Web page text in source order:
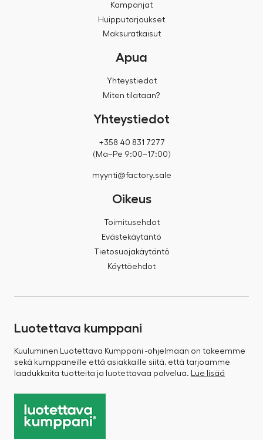
Kampanjat
Huipputarjoukset
Maksuratkaisut
Apua
Yhteystiedot
Miten tilataan?
Yhteystiedot
+358 40 831 7277
(Ma–Pe 9:00–17:00)
myynti@factory.sale
Oikeus
Toimitusehdot
Evästekäytäntö
Tietosuojakäytäntö
Käyttöehdot
Luotettava kumppani
Kuuluminen Luotettava Kumppani -ohjelmaan on takeemme
sekä kumppaneille että asiakkaille siitä, että tarjoamme
laadukkaita tuotteita ja luotettavaa palvelua.
Lue lisää